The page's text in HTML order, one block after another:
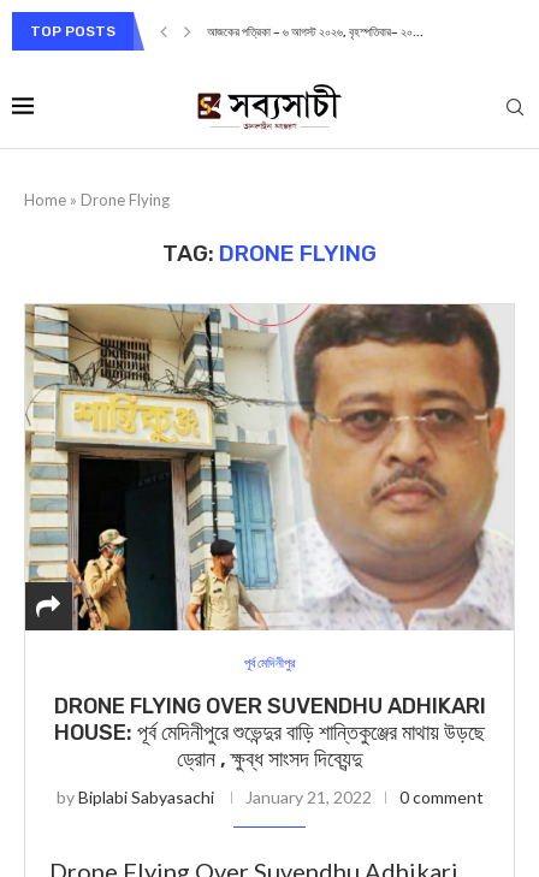
TOP POSTS আজকের পত্রিকা – ৬ আগস্ট ২০২৬, বৃহস্পতিবার– ২০...
Home » Drone Flying
TAG: DRONE FLYING
পূর্ব মেদিনীপুর
DRONE FLYING OVER SUVENDHU ADHIKARI
HOUSE: পূর্ব মেদিনীপুরে শুভেন্দুর বাড়ি শান্তিকুঞ্জের মাথায় উড়ছে
ড্রোন , ক্ষুব্ধ সাংসদ দিব্যেন্দু
byBiplabi Sabyasachi January 21, 2022 0 comment
Drone Flying Over Suvendhu Adhikari